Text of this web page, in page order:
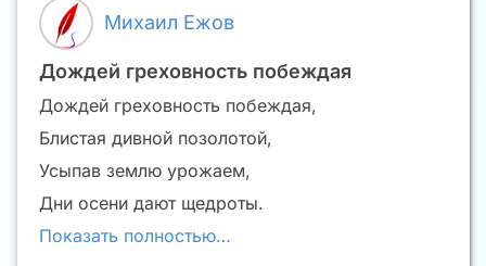
Михаил Ежов
Дождей греховность побеждая
Дождей греховность побеждая,
Блистая дивной позолотой,
Усыпав землю урожаем,
Дни осени дают щедроты.
Показать полностью…